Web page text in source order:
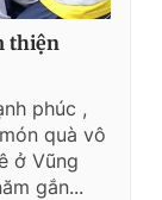
thiện
phúc ,
quà vô
ở Vũng
gắn...